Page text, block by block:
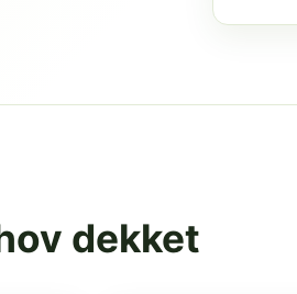
dekket